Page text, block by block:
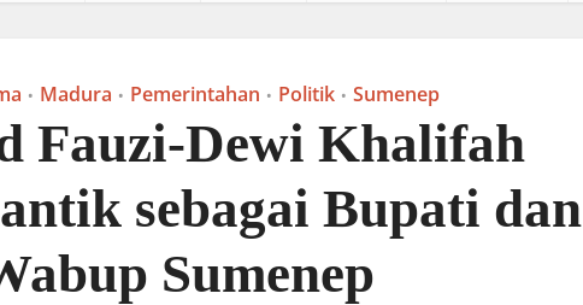
• Madura • Pemerintahan • Politik • Sumenep
Fauzi-Dewi Khalifah
sebagai Bupati dan
Sumenep